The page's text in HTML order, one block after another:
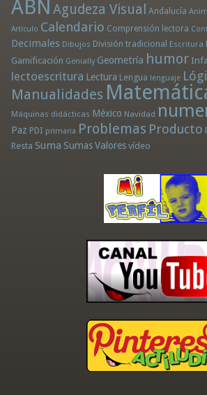
ABN Agudeza Visual Andalucía
Artículo Calendario Comprensión lectora
Decimales Dibujos División tradicional Escritura
Gamificación Genially Geometría humor
lectoescritura Lectura Lengua lenguaje
Manualidades
Máquinas didácticas México Navidad
Paz PDI primaria Problemas Producto
Resta Suma Sumas Valores vídeo